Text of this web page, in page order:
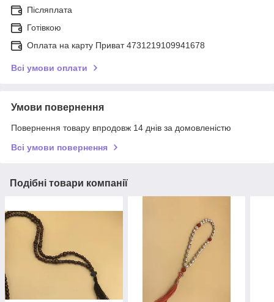
Післяплата
Готівкою
Оплата на карту Приват 4731219109941678
Всі умови оплати
Умови повернення
Повернення товару впродовж 14 днів за домовленістю
Всі умови повернення
Подібні товари компанії